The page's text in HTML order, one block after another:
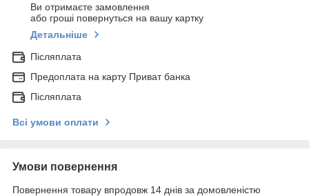
Ви отримаєте замовлення
або гроші повернуться на вашу картку
Детальніше
Післяплата
Предоплата на карту Приват банка
Післяплата
Всі умови оплати
Умови повернення
Повернення товару впродовж 14 днів за домовленістю